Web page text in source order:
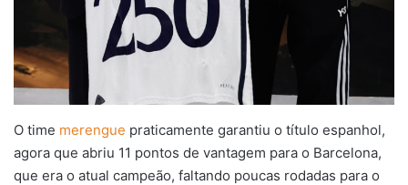
O time merengue praticamente garantiu o título espanhol,
agora que abriu 11 pontos de vantagem para o Barcelona,
que era o atual campeão, faltando poucas rodadas para o